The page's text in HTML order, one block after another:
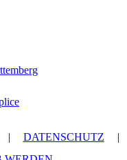
| DATENSCHUTZ
|